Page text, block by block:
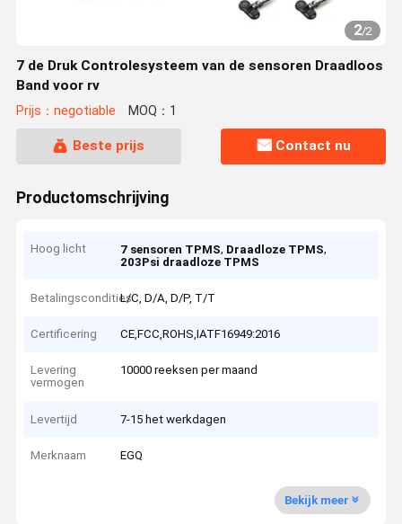
2/2
7 de Druk Controlesysteem van de sensoren Draadloos
Band voor rv
Prijs：negotiable MOQ：1
Beste prijs Contact nu
Productomschrijving
Hoog licht 7 sensoren TPMS, Draadloze TPMS,
203Psi draadloze TPMS
BetalingsconditiesL/C, D/A, D/P, T/T
Certificering CE,FCC,ROHS,IATF16949:2016
Levering
vermogen
10000 reeksen per maand
Levertijd 7-15 het werkdagen
Merknaam EGQ
Bekijk meer